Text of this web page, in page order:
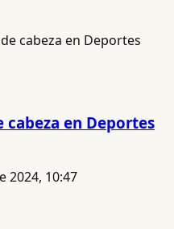
en Deportes
2024, 10:47